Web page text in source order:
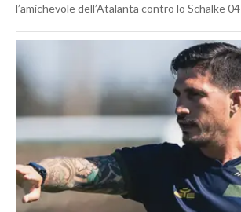
l’amichevole dell’Atalanta contro lo Schalke 04